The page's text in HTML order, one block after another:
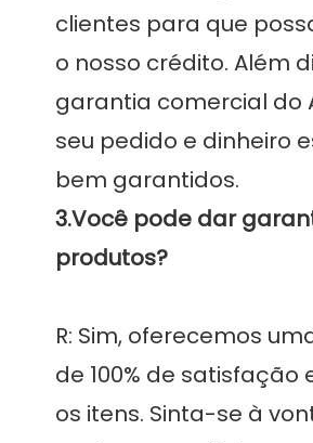
clientes para que
o nosso crédito. Além
garantia comercial do
seu pedido e dinheiro
3.Você pode dar
R: Sim, oferecemos
de 100% de satisfação
os itens. Sinta-se à